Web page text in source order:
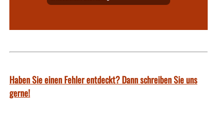
Haben Sie einen Fehler entdeckt? Dann schreiben Sie uns
gerne!